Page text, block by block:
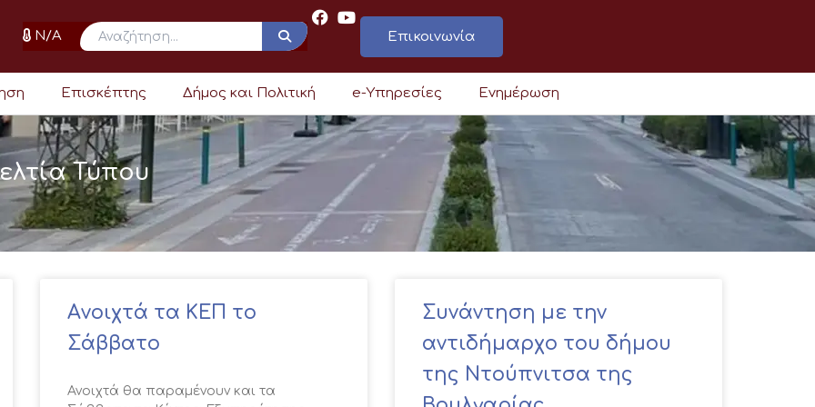
N/A Επικοινωνία
Επισκέπτης Δήμος και Πολιτική e-Υπηρεσίες Ενημέρωση
Τύπου
Aνοιχτά τα ΚΕΠ το
Σάββατο
Ανοιχτά θα παραμένουν και τα
Συνάντηση με την
αντιδήμαρχο του δήμου
της Ντούπνιτσα της